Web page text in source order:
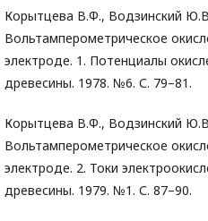
Корытцева В.Ф., Водзинский
Вольтамперометрическое
электроде. 1. Потенциалы
древесины. 1978. №6. С. 79–81.
Корытцева В.Ф., Водзинский
Вольтамперометрическое
электроде. 2. Токи
древесины. 1979. №1. С. 87–90.